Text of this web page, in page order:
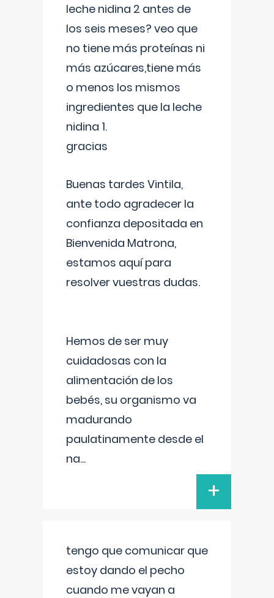
leche nidina 2 antes de
los seis meses? veo que
no tiene más proteínas ni
más azúcares,tiene más
o menos los mismos
ingredientes que la leche
nidina 1.
gracias
Buenas tardes Vintila,
ante todo agradecer la
confianza depositada en
Bienvenida Matrona,
estamos aquí para
resolver vuestras dudas.
Hemos de ser muy
cuidadosas con la
alimentación de los
bebés, su organismo va
madurando
paulatinamente desde el
na...
+
tengo que comunicar que
estoy dando el pecho
cuando me vayan a